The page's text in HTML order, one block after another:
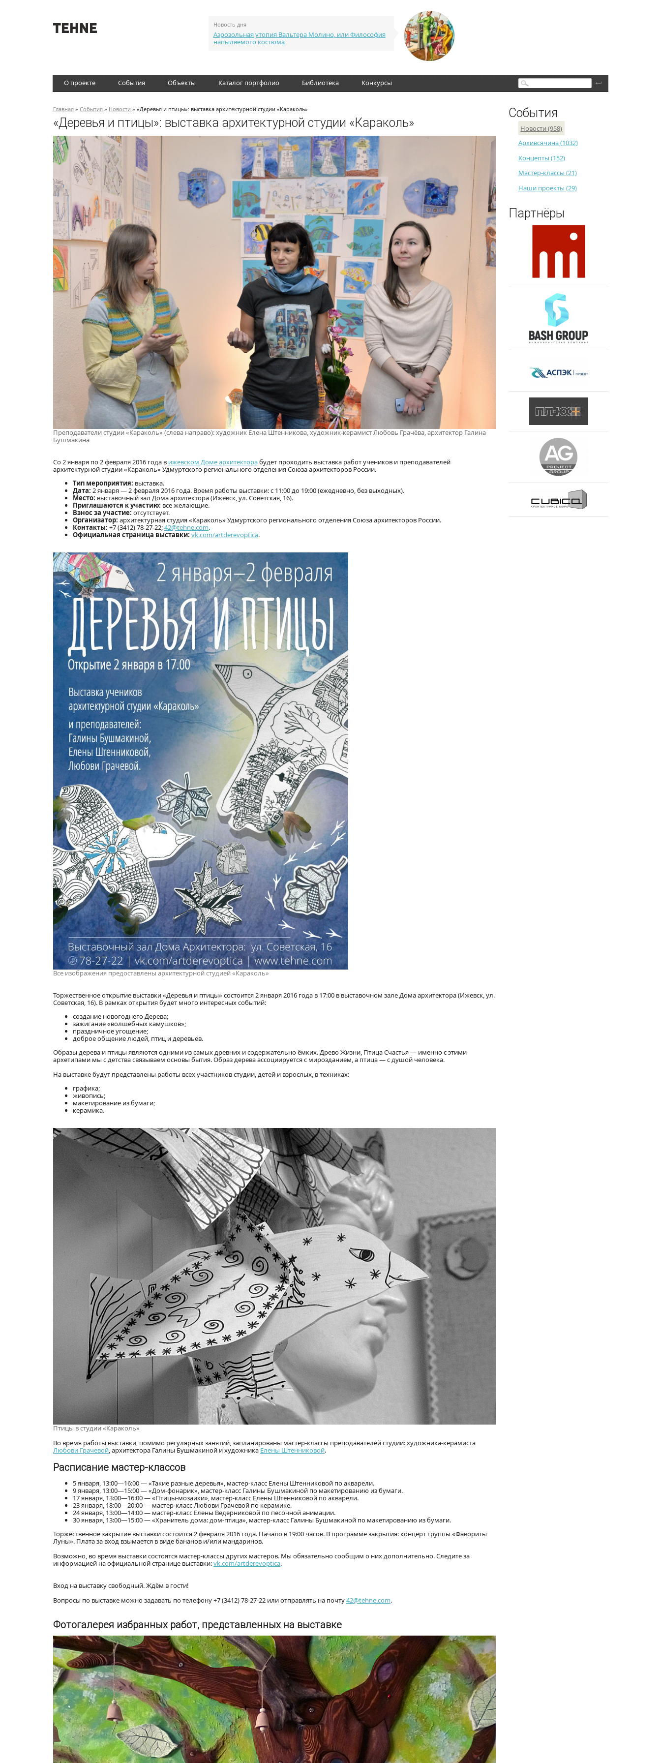
Новость дня
Аэрозольная утопия Вальтера Молино, или Философия
напыляемого костюма
О проекте События Объекты Каталог портфолио Библиотека Конкурсы Поиск
Главная » События » Новости » «Деревья и птицы»: выставка архитектурной студии «Караколь»
«Деревья и птицы»: выставка архитектурной студии «Караколь»
Преподаватели студии «Караколь» (слева направо): художник Елена Штенникова, художник-керамист Любовь Грачёва, архитектор Галина
Бушмакина
Со 2 января по 2 февраля 2016 года в ижевском Доме архитекторабудет проходить выставка работ учеников и преподавателей
архитектурной студии «Караколь» Удмуртского регионального отделения Союза архитекторов России.
Тип мероприятия: выставка.
Дата: 2 января — 2 февраля 2016 года. Время работы выставки: с 11:00 до 19:00 (ежедневно, без выходных).
Место: выставочный зал Дома архитектора (Ижевск, ул. Советская, 16).
Приглашаются к участию: все желающие.
Взнос за участие: отсутствует.
Организатор: архитектурная студия «Караколь» Удмуртского регионального отделения Союза архитекторов России.
Контакты: +7 (3412) 78-27-22;42@tehne.com.
Официальная страница выставки: vk.com/artderevoptica.
Все изображения предоставлены архитектурной студией «Караколь»
Торжественное открытие выставки «Деревья и птицы» состоится 2 января 2016 года в 17:00 в выставочном зале Дома архитектора (Ижевск, ул.
Советская, 16). В рамках открытия будет много интересных событий:
создание новогоднего Дерева;
зажигание «волшебных камушков»;
праздничное угощение;
доброе общение людей, птиц и деревьев.
Образы дерева и птицы являются одними из самых древних и содержательно ёмких. Древо Жизни, Птица Счастья — именно с этими
архетипами мы с детства связываем основы бытия. Образ дерева ассоциируется с мирозданием, а птица — с душой человека.
На выставке будут представлены работы всех участников студии, детей и взрослых, в техниках:
графика;
живопись;
макетирование из бумаги;
керамика.
Птицы в студии «Караколь»
Во время работы выставки, помимо регулярных занятий, запланированы мастер-классы преподавателей студии: художника-керамиста
Любови Грачевой, архитектора Галины Бушмакиной и художника Елены Штенниковой.
Расписание мастер-классов
5 января, 13:00—16:00 — «Такие разные деревья», мастер-класс Елены Штенниковой по акварели.
9 января, 13:00—15:00 — «Дом-фонарик», мастер-класс Галины Бушмакиной по макетированию из бумаги.
17 января, 13:00—16:00 — «Птицы-мозаики», мастер-класс Елены Штенниковой по акварели.
23 января, 18:00—20:00 — мастер-класс Любови Грачевой по керамике.
24 января, 13:00—14:00 — мастер-класс Елены Ведерниковой по песочной анимации.
30 января, 13:00—15:00 — «Хранитель дома: дом-птица», мастер-класс Галины Бушмакиной по макетированию из бумаги.
Торжественное закрытие выставки состоится 2 февраля 2016 года. Начало в 19:00 часов. В программе закрытия: концерт группы «Фавориты
Луны». Плата за вход взымается в виде бананов и/или мандаринов.
Возможно, во время выставки состоятся мастер-классы других мастеров. Мы обязательно сообщим о них дополнительно. Следите за
информацией на официальной странице выставки:vk.com/artderevoptica.
Вход на выставку свободный. Ждём в гости!
Вопросы по выставке можно задавать по телефону +7 (3412) 78-27-22 или отправлять на почту42@tehne.com.
Фотогалерея избранных работ, представленных на выставке
События
Новости (958)
Архивсячина (1032)
Концепты (152)
Мастер-классы (21)
Наши проекты (29)
Партнёры